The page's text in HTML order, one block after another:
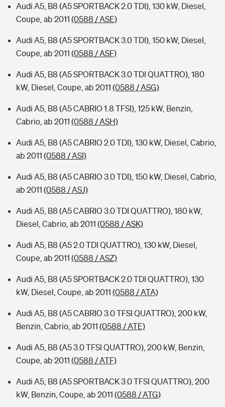
Audi A5, B8 (A5 SPORTBACK 2.0 TDI), 130 kW, Diesel,
Coupe, ab 2011 (0588 / ASE)
Audi A5, B8 (A5 SPORTBACK 3.0 TDI), 150 kW, Diesel,
Coupe, ab 2011 (0588 / ASF)
Audi A5, B8 (A5 SPORTBACK 3.0 TDI QUATTRO), 180
kW, Diesel, Coupe, ab 2011 (0588 / ASG)
Audi A5, B8 (A5 CABRIO 1.8 TFSI), 125 kW, Benzin,
Cabrio, ab 2011 (0588 / ASH)
Audi A5, B8 (A5 CABRIO 2.0 TDI), 130 kW, Diesel, Cabrio,
ab 2011 (0588 / ASI)
Audi A5, B8 (A5 CABRIO 3.0 TDI), 150 kW, Diesel, Cabrio,
ab 2011 (0588 / ASJ)
Audi A5, B8 (A5 CABRIO 3.0 TDI QUATTRO), 180 kW,
Diesel, Cabrio, ab 2011 (0588 / ASK)
Audi A5, B8 (A5 2.0 TDI QUATTRO), 130 kW, Diesel,
Coupe, ab 2011 (0588 / ASZ)
Audi A5, B8 (A5 SPORTBACK 2.0 TDI QUATTRO), 130
kW, Diesel, Coupe, ab 2011 (0588 / ATA)
Audi A5, B8 (A5 CABRIO 3.0 TFSI QUATTRO), 200 kW,
Benzin, Cabrio, ab 2011 (0588 / ATE)
Audi A5, B8 (A5 3.0 TFSI QUATTRO), 200 kW, Benzin,
Coupe, ab 2011 (0588 / ATF)
Audi A5, B8 (A5 SPORTBACK 3.0 TFSI QUATTRO), 200
kW, Benzin, Coupe, ab 2011 (0588 / ATG)